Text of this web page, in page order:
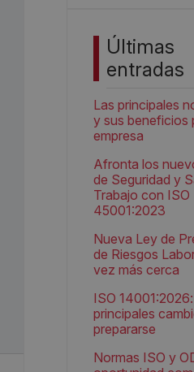
Últimas
entradas
Las principales
y sus beneficios
empresa
Afronta los
de Seguridad y
Trabajo con ISO
45001:2023
Nueva Ley de
de Riesgos
vez más cerca
ISO
principales
prepararse
Normas ISO y